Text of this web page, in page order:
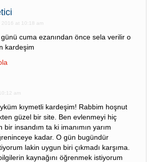
2016 at 10:18 am
cuma ezanından önce sela verilir o
kardeşim
am
kıymetli kardeşim! Rabbim hoşnut
güzel bir site. Ben evlenmeyi hiç
bir insandım ta ki imanımın yarım
kadar. O gün bugündür
lakin uygun biri çıkmadı karşıma.
kaynağını öğrenmek istiyorum